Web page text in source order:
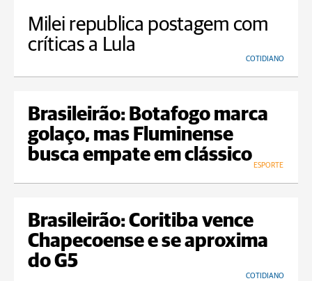
Milei republica postagem com
críticas a Lula
COTIDIANO
Brasileirão: Botafogo marca
golaço, mas Fluminense
busca empate em clássico
ESPORTE
Brasileirão: Coritiba vence
Chapecoense e se aproxima
do G5
COTIDIANO